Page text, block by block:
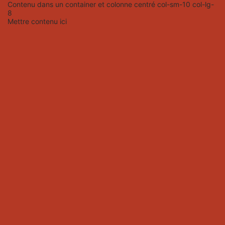
Contenu dans un container et colonne centré col-sm-10 col-lg-
8
Mettre contenu ici